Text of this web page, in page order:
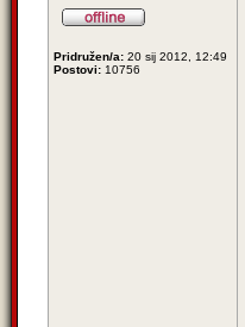
Pridružen/a: 20 sij 2012, 12:49
Postovi: 10756